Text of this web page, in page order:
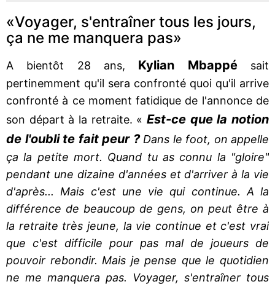
«Voyager, s'entraîner tous les jours,
ça ne me manquera pas»
A bientôt 28 ans, Kylian Mbappé
sait
pertinemment qu'il sera confronté quoi qu'il arrive
confronté à ce moment fatidique de l'annonce de
son départ à la retraite. « Est-ce que la notion
de l'oubli te fait peur ? Dans le foot, on appelle
ça la petite mort. Quand tu as connu la "gloire"
pendant une dizaine d'années et d'arriver à la vie
d'après... Mais c'est une vie qui continue. A la
différence de beaucoup de gens, on peut être à
la retraite très jeune, la vie continue et c'est vrai
que c'est difficile pour pas mal de joueurs de
pouvoir rebondir. Mais je pense que le quotidien
ne me manquera pas. Voyager, s'entraîner tous